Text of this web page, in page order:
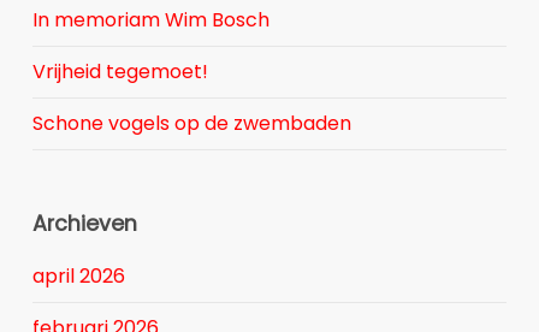
In memoriam Wim Bosch
Vrijheid tegemoet!
Schone vogels op de zwembaden
Archieven
april 2026